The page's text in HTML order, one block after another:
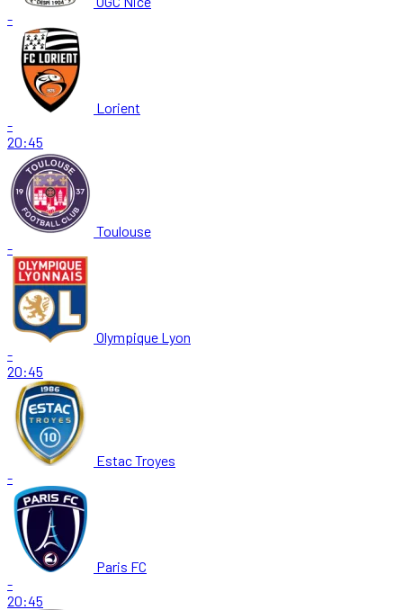
-
Lorient
-
20:45
Toulouse
-
Olympique Lyon
-
20:45
Estac Troyes
-
Paris FC
-
20:45